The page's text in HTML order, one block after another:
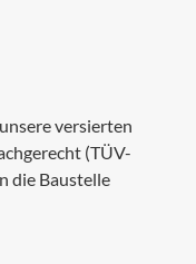
versierten
(TÜV-
die Baustelle